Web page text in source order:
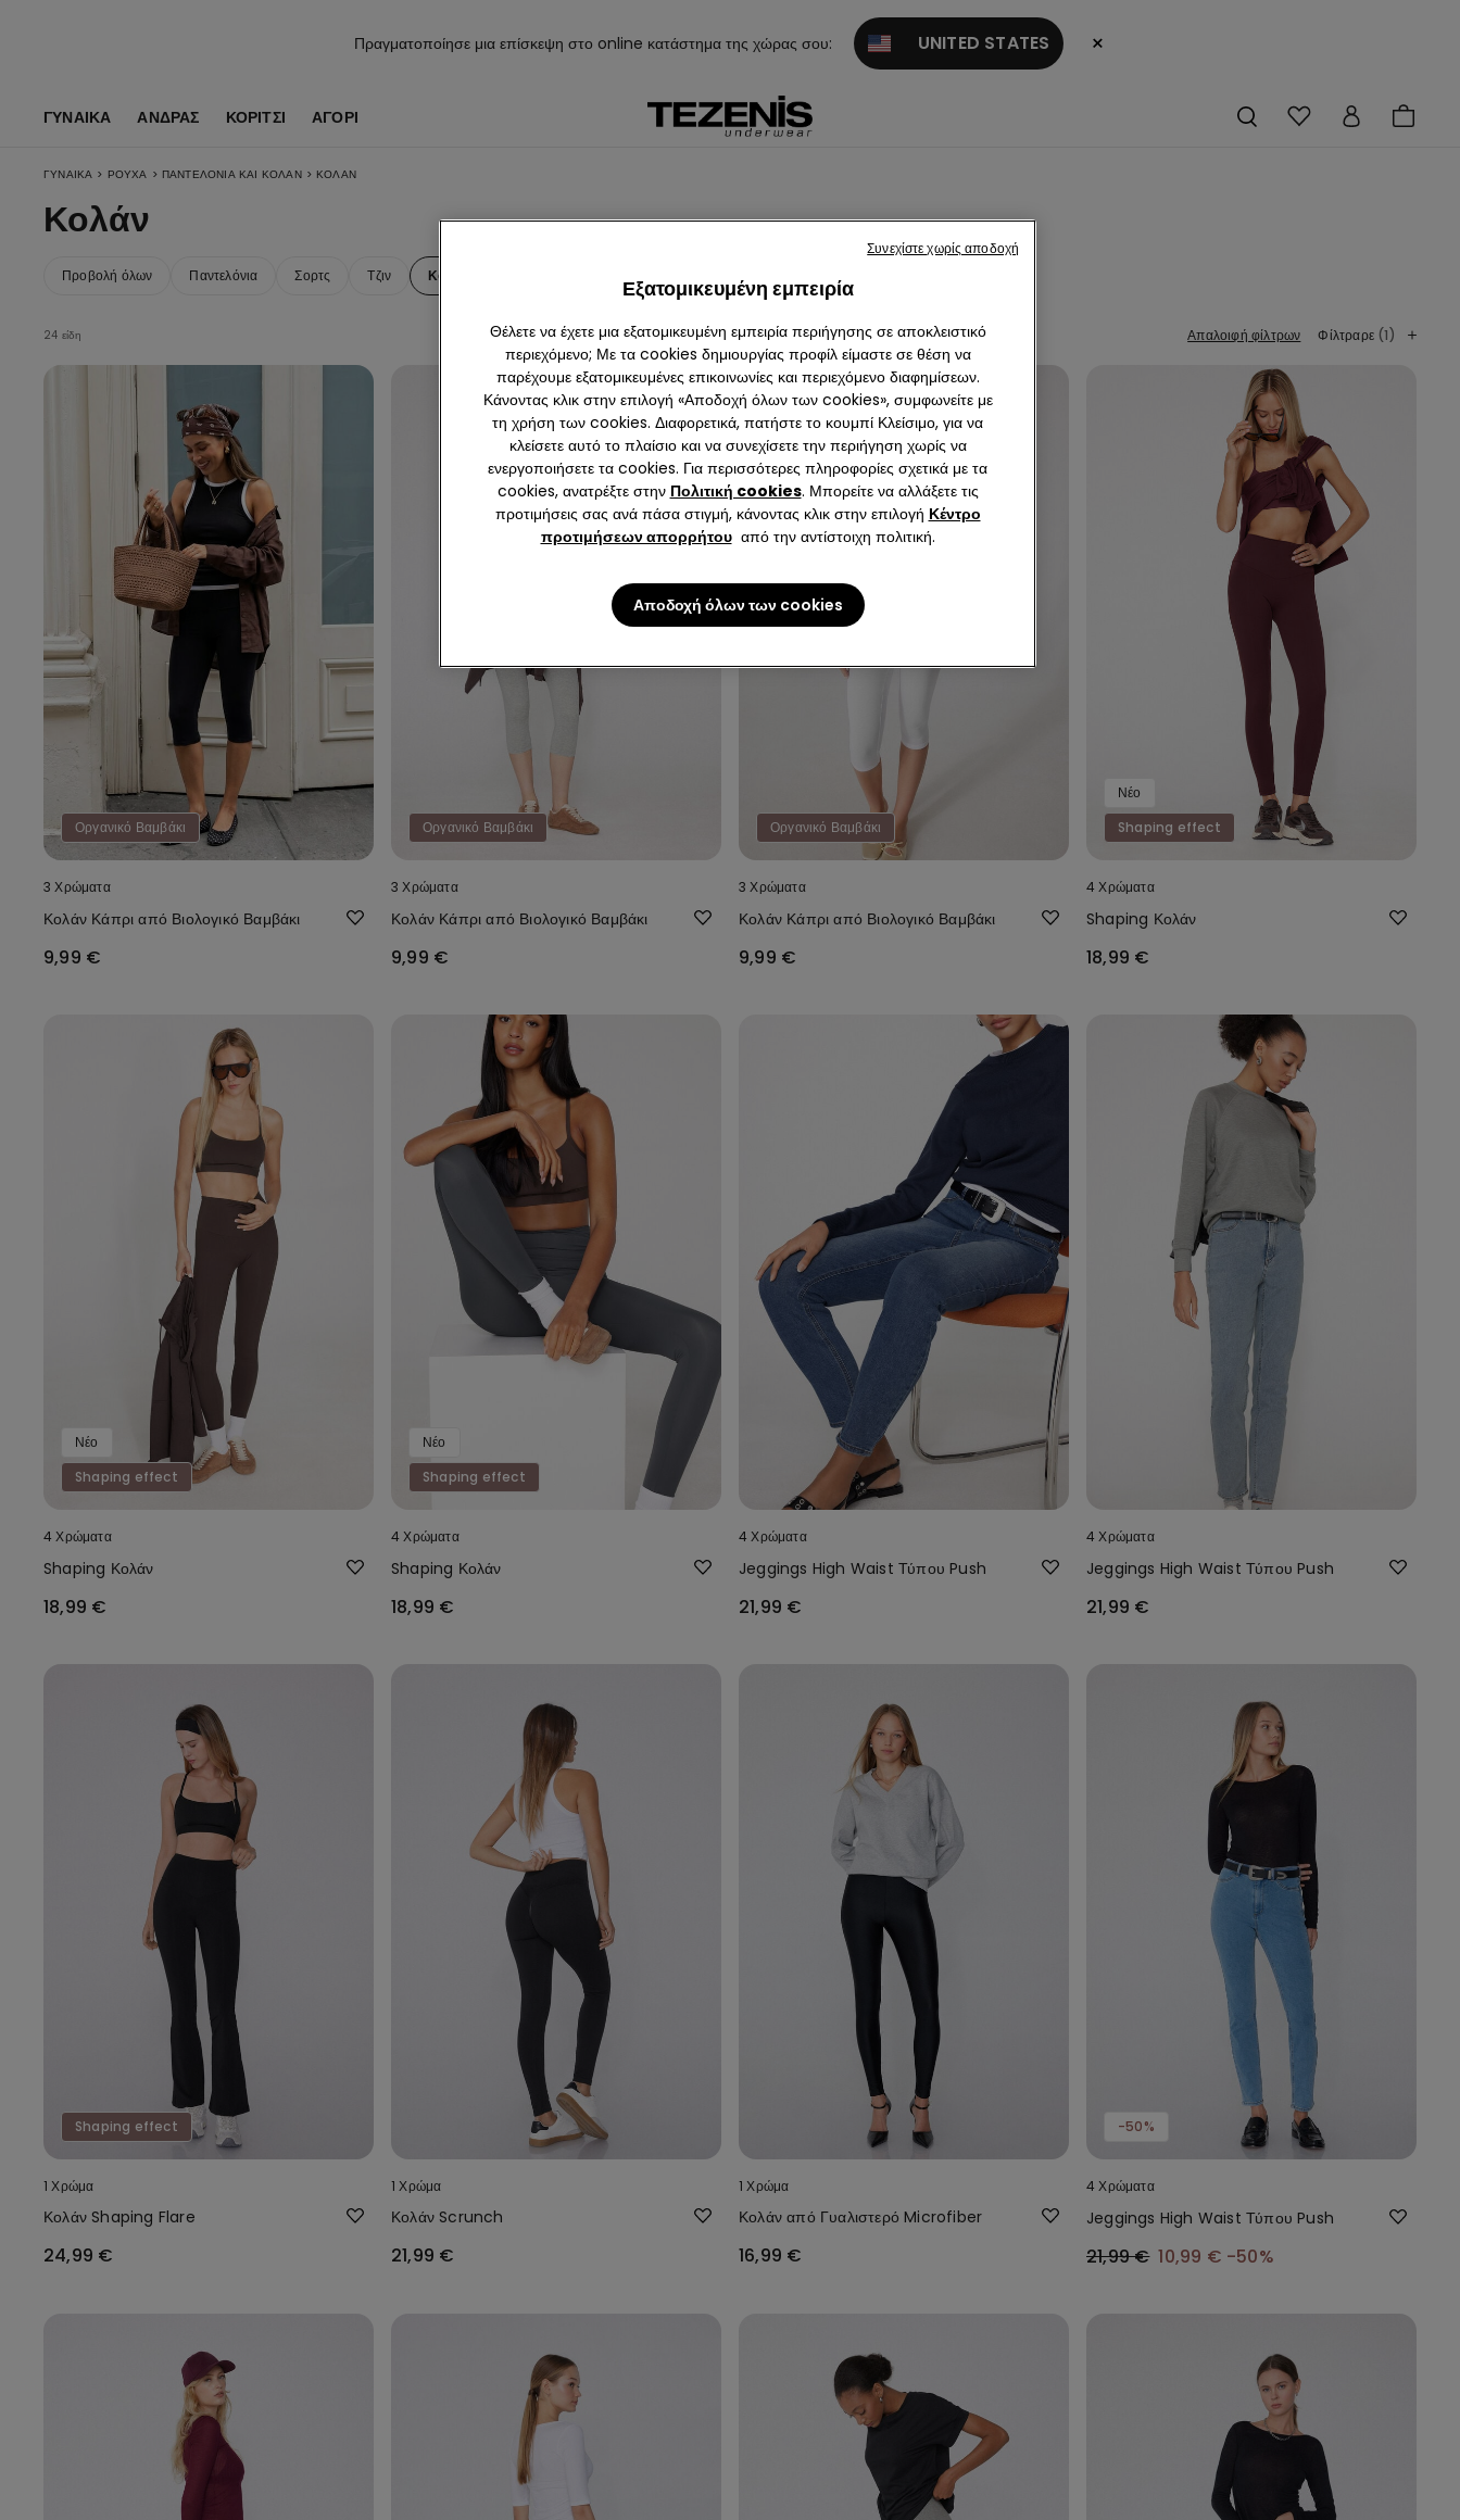
Πραγματοποίησε μια επίσκεψη στο online κατάστημα της χώρας σου: UNITED STATES ×
ΓΥΝΑΙΚΑ ΑΝΔΡΑΣ ΚΟΡΊΤΣΙ ΑΓΌΡΙ
ΓΥΝΑΙΚΑ > ΡΟΎΧΑ > ΠΑΝΤΕΛΌΝΙΑ ΚΑΙ ΚΟΛΆΝ > ΚΟΛΆΝ
Κολάν
Προβολή όλων Παντελόνια Σορτς Τζιν Κολάν
24 είδη Απαλοιφή φίλτρων Φίλτραρε (1)
Οργανικό Βαμβάκι
3 Χρώματα
Κολάν Κάπρι από Βιολογικό Βαμβάκι
9,99 €
Οργανικό Βαμβάκι
3 Χρώματα
Κολάν Κάπρι από Βιολογικό Βαμβάκι
9,99 €
Οργανικό Βαμβάκι
3 Χρώματα
Κολάν Κάπρι από Βιολογικό Βαμβάκι
9,99 €
Νέο
Shaping effect
4 Χρώματα
Shaping Κολάν
18,99 €
Νέο
Shaping effect
4 Χρώματα
Shaping Κολάν
18,99 €
Νέο
Shaping effect
4 Χρώματα
Shaping Κολάν
18,99 €
4 Χρώματα
Jeggings High Waist Τύπου Push
21,99 €
4 Χρώματα
Jeggings High Waist Τύπου Push
21,99 €
Shaping effect
1 Χρώμα
Κολάν Shaping Flare
24,99 €
1 Χρώμα
Κολάν Scrunch
21,99 €
1 Χρώμα
Κολάν από Γυαλιστερό Microfiber
16,99 €
-50%
4 Χρώματα
Jeggings High Waist Τύπου Push
21,99 € 10,99 € -50%
Εξατομικευμένη εμπειρία
Θέλετε να έχετε μια εξατομικευμένη εμπειρία περιήγησης σε αποκλειστικό
περιεχόμενο; Με τα cookies δημιουργίας προφίλ είμαστε σε θέση να
παρέχουμε εξατομικευμένες επικοινωνίες και περιεχόμενο διαφημίσεων.
Κάνοντας κλικ στην επιλογή «Αποδοχή όλων των cookies», συμφωνείτε με
τη χρήση των cookies. Διαφορετικά, πατήστε το κουμπί Κλείσιμο, για να
κλείσετε αυτό το πλαίσιο και να συνεχίσετε την περιήγηση χωρίς να
ενεργοποιήσετε τα cookies. Για περισσότερες πληροφορίες σχετικά με τα
cookies, ανατρέξτε στην Πολιτική cookies. Μπορείτε να αλλάξετε τις
προτιμήσεις σας ανά πάσα στιγμή, κάνοντας κλικ στην επιλογή Κέντρο
προτιμήσεων απορρήτουαπό την αντίστοιχη πολιτική.
Αποδοχή όλων των cookies
Συνεχίστε χωρίς αποδοχή